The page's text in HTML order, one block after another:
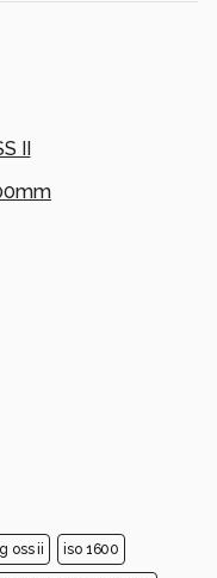
II
oss ii iso 1600